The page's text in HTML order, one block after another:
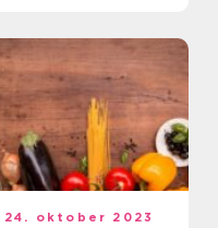
24. oktober 2023